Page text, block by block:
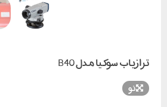
ترازیاب سوکیا مدل B40
نو